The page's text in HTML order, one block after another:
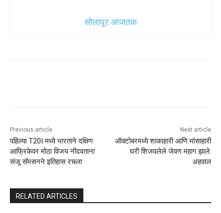
सोलापूर आजतक
Previous article
पहिल्या T20I मध्ये भारताने दक्षिण
आफ्रिकेवर मोठा विजय नोंदवताना
संजू सॅमसनने इतिहास रचला
Next article
ऑक्टोबरमध्ये शाकाहारी आणि मांसाहारी
घरी शिजवलेले जेवण महाग झाले:
अहवाल
RELATED ARTICLES